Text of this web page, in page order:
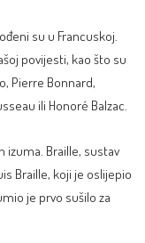
su u Francuskoj.
povijesti, kao što su
Pierre Bonnard,
ili Honoré Balzac.
izuma. Braille, sustav
Braille, koji je oslijepio
je prvo sušilo za